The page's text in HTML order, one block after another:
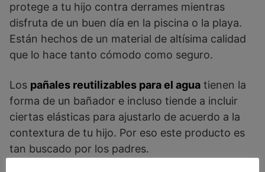
protege a tu hijo contra derrames mientras
disfruta de un buen día en la piscina o la playa.
Están hechos de un material de altísima calidad
que lo hace tanto cómodo como seguro.
Los pañales reutilizables para el agua tienen la
forma de un bañador e incluso tiende a incluir
ciertas elásticas para ajustarlo de acuerdo a la
contextura de tu hijo. Por eso este producto es
tan buscado por los padres.